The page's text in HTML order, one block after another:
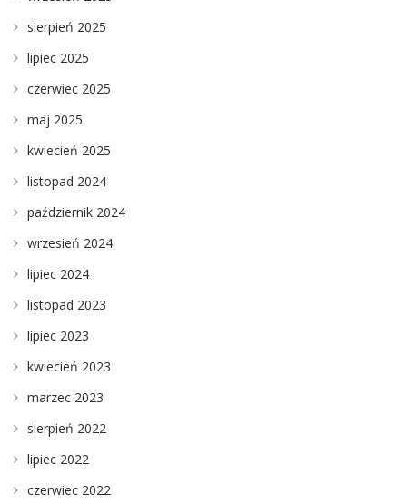
sierpień 2025
lipiec 2025
czerwiec 2025
maj 2025
kwiecień 2025
listopad 2024
październik 2024
wrzesień 2024
lipiec 2024
listopad 2023
lipiec 2023
kwiecień 2023
marzec 2023
sierpień 2022
lipiec 2022
czerwiec 2022